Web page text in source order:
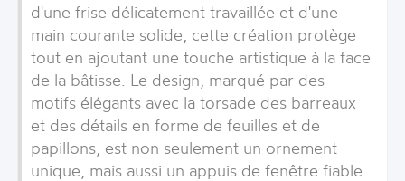
d'une frise délicatement travaillée et d'une
main courante solide, cette création protège
tout en ajoutant une touche artistique à la face
de la bâtisse. Le design, marqué par des
motifs élégants avec la torsade des barreaux
et des détails en forme de feuilles et de
papillons, est non seulement un ornement
unique, mais aussi un appuis de fenêtre fiable.